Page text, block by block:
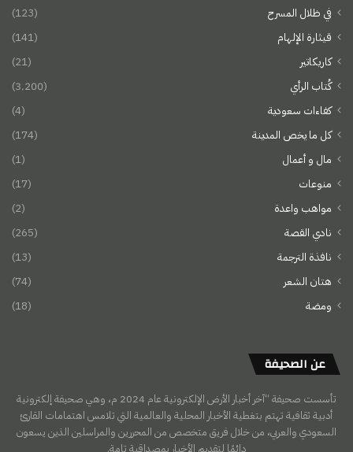
في ظلال المسرح
(123)
قيثارة الإلهام
(141)
كاريكاتير
(21)
كُتاب الرأي
(3٬200)
كفاءات سعودية
(4)
كل ما يخص المدينة
(174)
مال و أعمال
(1)
منوعات
(17)
مواهب واعدة
(2)
نادي القصة
(265)
نافذة الترجمة
(13)
هتان الشعر
(74)
ومضة
(18)
عن الصحيفة
تأسست صحيفة “آخر أخبار الأرض الإلكترونية عام 2024 م، وهي صحيفة إلكترونية
أدبية ثقافية تهتم بتغطية الأخبار المحلية والعالمية التي تلامس اهتمامات القارئ
السعودي والعربي، من خلال فريق متخصص من المحررين والمراسلين الذين يسعون
دائمًا لتقديم الأخبار بمصداقية تامة.